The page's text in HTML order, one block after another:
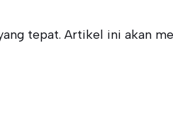
tepat. Artikel ini akan